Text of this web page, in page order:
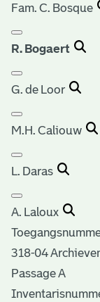
Fam. C. Bosque
R. Bogaert
G. de Loor
M.H. Caliouw
L. Daras
A. Laloux
318-04
Passage A